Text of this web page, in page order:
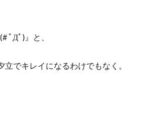
ﾟДﾟ)』と、
でキレイになるわけでもなく。